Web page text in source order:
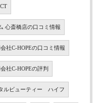
心斎橋店の口コミ情報
社C-HOPEの口コミ情報
社C-HOPEの評判
ルビューティー ハイフ